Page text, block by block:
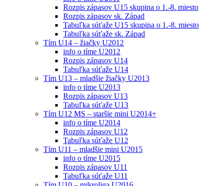
Rozpis zápasov U15 skupina o 1.-8. miesto
Rozpis zápasov sk. Západ
Tabuľka súťaže U15 skupina o 1.-8. miesto
Tabuľka súťaže sk. Západ
Tím U14 – žiačky U2012
info o tíme U2012
Rozpis zápasov U14
Tabuľka súťaže U14
Tím U13 – mladšie žiačky U2013
info o tíme U2013
Rozpis zápasov U13
Tabuľka súťaže U13
Tím U12 MS – staršie mini U2014+
info o tíme U2014
Rozpis zápasov U12
Tabuľka súťaže U12
Tím U11 – mladšie mini U2015
info o tíme U2015
Rozpis zápasov U11
Tabuľka súťaže U11